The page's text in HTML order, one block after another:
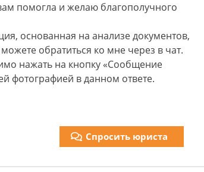
помогла и желаю благополучного
основанная на анализе документов,
обратиться ко мне через в чат.
нажать на кнопку «Сообщение
фотографией в данном ответе.
Спросить юриста